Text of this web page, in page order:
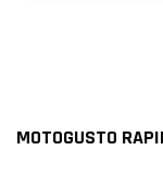
MOTOGUSTO